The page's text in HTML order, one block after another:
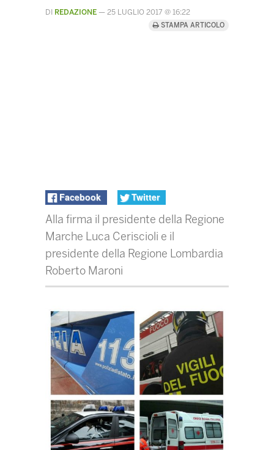
DI REDAZIONE — 25 LUGLIO 2017 @ 16:22
STAMPA ARTICOLO
Facebook Twitter
Alla firma il presidente della Regione
Marche Luca Ceriscioli e il
presidente della Regione Lombardia
Roberto Maroni